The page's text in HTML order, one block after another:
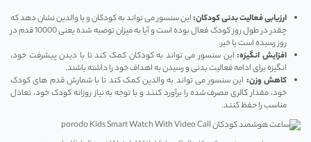
ارزیابی فعالیت بدنی کودکان:این سنسور می تواند به کودکان و یا والدین نشان دهد که
چقدر در طول روز کودک فعال بوده است و آیا به میزان توصیه شده یعنی 10000 قدم در
روز رسیده است یا خیر.
افزایش انگیزه:این سنسور می تواند به کودکان کمک کند تا با دیدن پیشرفت خود،
انگیزه برای ادامه فعالیت بدنی و رسیدن به اهداف خود را داشته باشند.
کاهش وزن: این سنسور می تواند به والدین کمک کند تا با شمارش قدم های کودک
خود، مقدار کالری مصرف شده را برآورد کنند و با توجه به نیاز روزانه کودک خود، تعادل
مناسب را حفظ کنند.